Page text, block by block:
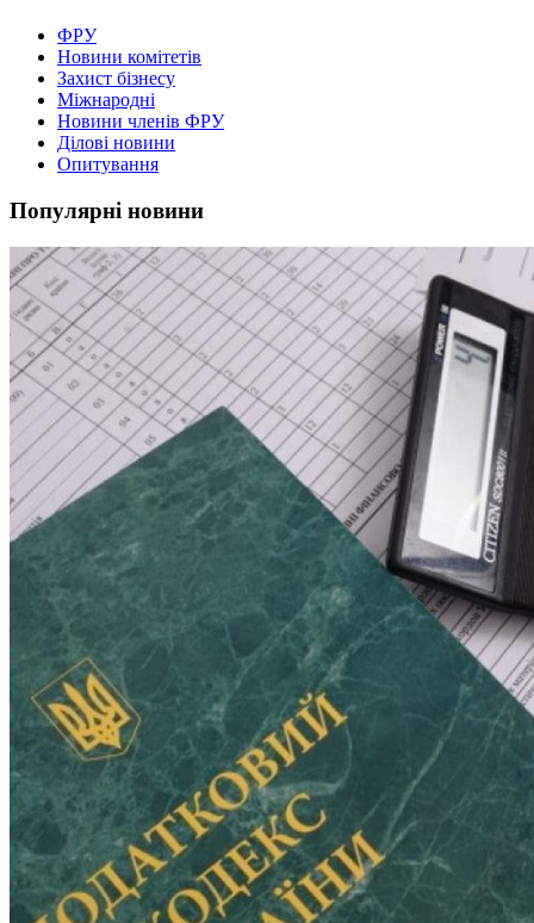
ФРУ
Новини комітетів
Захист бізнесу
Міжнародні
Новини членів ФРУ
Ділові новини
Опитування
Популярні новини